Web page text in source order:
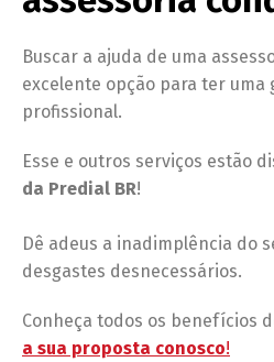
Buscar a ajuda de uma
excelente opção para ter uma
profissional.
Esse e outros serviços estão
da Predial BR!
Dê adeus a inadimplência do
desgastes desnecessários.
Conheça todos os benefícios
a sua proposta conosco!